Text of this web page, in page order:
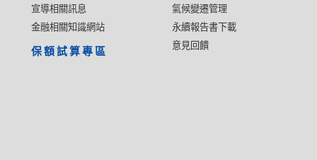
宣導相關訊息
金融相關知識網站
氣候變遷管理
永續報告書下載
意見回饋
保額試算專區